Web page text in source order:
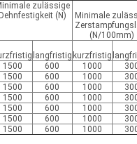
zulässige
Dehnfestigkeit (N)
Minimale
(N/100mm)
langfristig kurzfristig
1500 600 1000
1500 600 1000
1500 600 1000
1500 600 1000
1500 600 1000
1500 600 1000
1500 600 1000